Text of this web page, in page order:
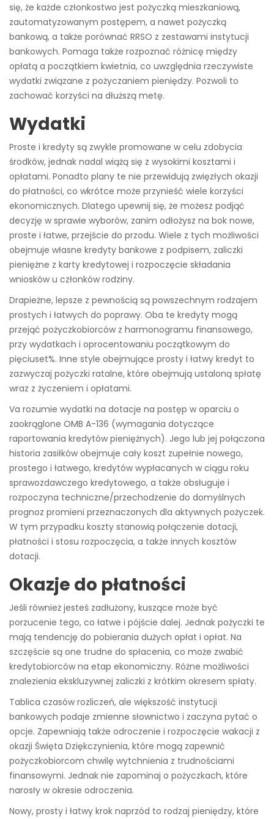
się, że każde członkostwo jest pożyczką mieszkaniową,
zautomatyzowanym postępem, a nawet pożyczką
bankową, a także porównać RRSO z zestawami instytucji
bankowych. Pomaga także rozpoznać różnicę między
opłatą a początkiem kwietnia, co uwzględnia rzeczywiste
wydatki związane z pożyczaniem pieniędzy. Pozwoli to
zachować korzyści na dłuższą metę.
Wydatki
Proste i kredyty są zwykle promowane w celu zdobycia
środków, jednak nadal wiążą się z wysokimi kosztami i
opłatami. Ponadto plany te nie przewidują zwięzłych okazji
do płatności, co wkrótce może przynieść wiele korzyści
ekonomicznych. Dlatego upewnij się, że możesz podjąć
decyzję w sprawie wyborów, zanim odłożysz na bok nowe,
proste i łatwe, przejście do przodu. Wiele z tych możliwości
obejmuje własne kredyty bankowe z podpisem, zaliczki
pieniężne z karty kredytowej i rozpoczęcie składania
wniosków u członków rodziny.
Drapieżne, lepsze z pewnością są powszechnym rodzajem
prostych i łatwych do poprawy. Oba te kredyty mogą
przejąć pożyczkobiorców z harmonogramu finansowego,
przy wydatkach i oprocentowaniu początkowym do
pięciuset%. Inne style obejmujące prosty i łatwy kredyt to
zazwyczaj pożyczki ratalne, które obejmują ustaloną spłatę
wraz z życzeniem i opłatami.
Va rozumie wydatki na dotacje na postęp w oparciu o
zaokrąglone OMB A-136 (wymagania dotyczące
raportowania kredytów pieniężnych). Jego lub jej połączona
historia zasiłków obejmuje cały koszt zupełnie nowego,
prostego i łatwego, kredytów wypłacanych w ciągu roku
sprawozdawczego kredytowego, a także obsługuje i
rozpoczyna techniczne/przechodzenie do domyślnych
prognoz promieni przeznaczonych dla aktywnych pożyczek.
W tym przypadku koszty stanowią połączenie dotacji,
płatności i stosu rozpoczęcia, a także innych kosztów
dotacji.
Okazje do płatności
Jeśli również jesteś zadłużony, kuszące może być
porzucenie tego, co łatwe i pójście dalej. Jednak pożyczki te
mają tendencję do pobierania dużych opłat i opłat. Na
szczęście są one trudne do spłacenia, co może zwabić
kredytobiorców na etap ekonomiczny. Różne możliwości
znalezienia ekskluzywnej zaliczki z krótkim okresem spłaty.
Tablica czasów rozliczeń, ale większość instytucji
bankowych podaje zmienne słownictwo i zaczyna pytać o
opcje. Zapewniają także odroczenie i rozpoczęcie wakacji z
okazji Święta Dziękczynienia, które mogą zapewnić
pożyczkobiorcom chwilę wytchnienia z trudnościami
finansowymi. Jednak nie zapominaj o pożyczkach, które
narosły w okresie odroczenia.
Nowy, prosty i łatwy krok naprzód to rodzaj pieniędzy, które